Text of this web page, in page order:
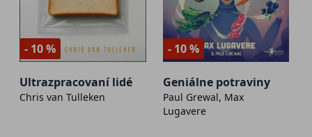
- 10 %
Ultrazpracovaní lidé
Chris van Tulleken
- 10 %
Geniálne potraviny
Paul Grewal, Max
Lugavere